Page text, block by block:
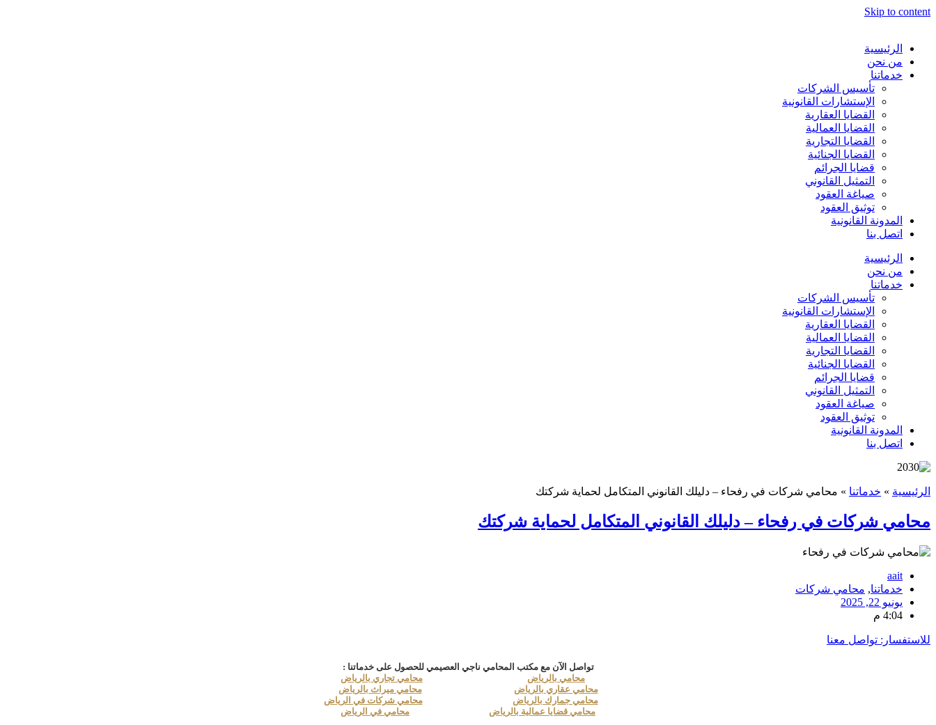
Skip to content
الرئيسية
من نحن
خدماتنا
تأسيس الشركات
الإستشارات القانونية
القضايا العقارية
القضايا العمالية
القضايا التجارية
القضايا الجنائية
قضايا الجرائم
التمثيل القانوني
صياغة العقود
توثيق العقود
المدونة القانونية
اتصل بنا
الرئيسية
من نحن
خدماتنا
تأسيس الشركات
الإستشارات القانونية
القضايا العقارية
القضايا العمالية
القضايا التجارية
القضايا الجنائية
قضايا الجرائم
التمثيل القانوني
صياغة العقود
توثيق العقود
المدونة القانونية
اتصل بنا
الرئيسية » خدماتنا » محامي شركات في رفحاء – دليلك القانوني المتكامل لحماية شركتك
محامي شركات في رفحاء – دليلك القانوني المتكامل لحماية شركتك
aait
خدماتنا, محامي شركات
يونيو 22, 2025
4:04 م
للاستفسار: تواصل معنا
تواصل الآن مع مكتب المحامي ناجي العصيمي للحصول على خدماتنا :
محامي بالرياض
محامي تجاري بالرياض
محامي عقاري بالرياض
محامي ميراث بالرياض
محامي جمارك بالرياض
محامي شركات في الرياض
محامي قضايا عمالية بالرياض
محامي في الرياض